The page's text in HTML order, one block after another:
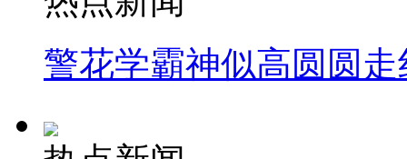
警花学霸神似高圆圆走